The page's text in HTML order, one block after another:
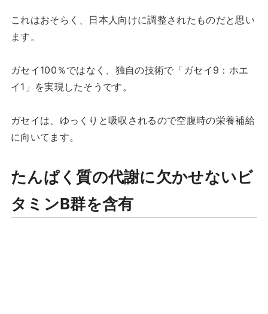
これはおそらく、日本人向けに調整されたものだと思い
ます。
ガセイ100％ではなく、独自の技術で「ガセイ9：ホエ
イ1」を実現したそうです。
ガセイは、ゆっくりと吸収されるので空腹時の栄養補給
に向いてます。
たんぱく質の代謝に欠かせないビ
タミンB群を含有